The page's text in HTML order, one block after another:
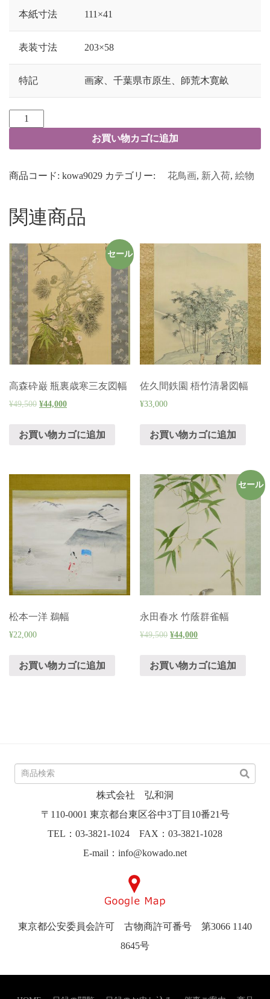
本紙寸法 111×41
表装寸法 203×58
特記 画家、千葉県市原生、師荒木寛畝
お買い物カゴに追加
商品コード: kowa9029 カテゴリー: 花鳥画, 新入荷, 絵物
関連商品
セール
高森砕巌 瓶裏歳寒三友図幅
¥49,500 ¥44,000
お買い物カゴに追加
佐久間鉄園 梧竹清暑図幅
¥33,000
お買い物カゴに追加
松本一洋 鵜幅
¥22,000
お買い物カゴに追加
セール
永田春水 竹蔭群雀幅
¥49,500 ¥44,000
お買い物カゴに追加
株式会社 弘和洞
〒110-0001 東京都台東区谷中3丁目10番21号
TEL：03-3821-1024 FAX：03-3821-1028
E-mail：info@kowado.net
東京都公安委員会許可 古物商許可番号 第3066 1140
8645号